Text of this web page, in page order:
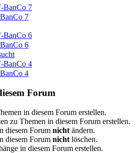
7
7
6
6
4
4
Forum
in diesem Forum erstellen.
zu Themen in diesem Forum erstellen.
diesem Forum nicht ändern.
diesem Forum nicht löschen.
in diesem Forum erstellen.